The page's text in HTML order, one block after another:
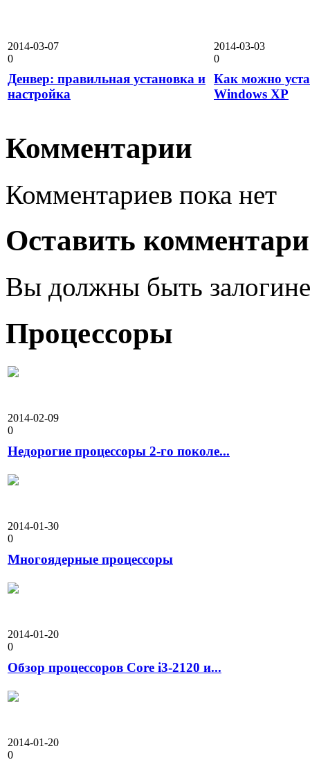
2014-03-07
0
Денвер: правильная установка и
настройка
2014-03-03
0
Как можно
Windows XP
Комментарии
Комментариев пока нет
Оставить
Вы должны быть
Процессоры
2014-02-09
0
Недорогие процессоры 2-го поколе...
2014-01-30
0
Многоядерные процессоры
2014-01-20
0
Обзор процессоров Core i3-2120 и...
2014-01-20
0